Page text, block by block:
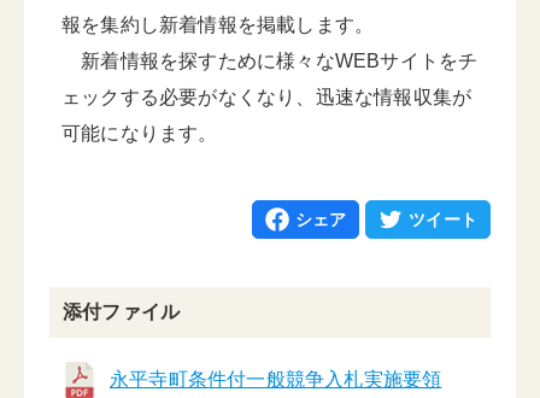
報を集約し新着情報を掲載します。
新着情報を探すために様々なWEBサイトをチ
ェックする必要がなくなり、迅速な情報収集が
可能になります。
シェア ツイート
添付ファイル
永平寺町条件付一般競争入札実施要領